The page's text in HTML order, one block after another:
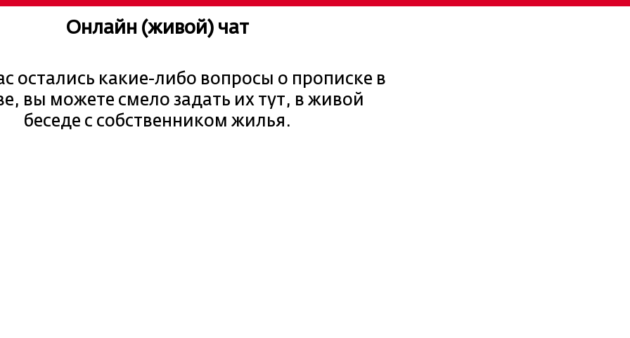
Онлайн (живой) чат
остались какие-либо вопросы о прописке в
вы можете смело задать их тут, в живой
беседе с собственником жилья.